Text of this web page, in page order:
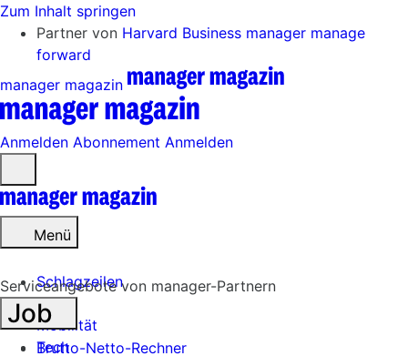
Zum Inhalt springen
Partner von Harvard Business manager manage
forward
manager magazin
Anmelden Abonnement Anmelden
öffnen
Menü
Schlagzeilen
Mobilität
Tech
Serviceangebote von manager-Partnern
Job
Brutto-Netto-Rechner